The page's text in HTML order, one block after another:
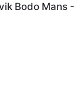
Bodo Mans